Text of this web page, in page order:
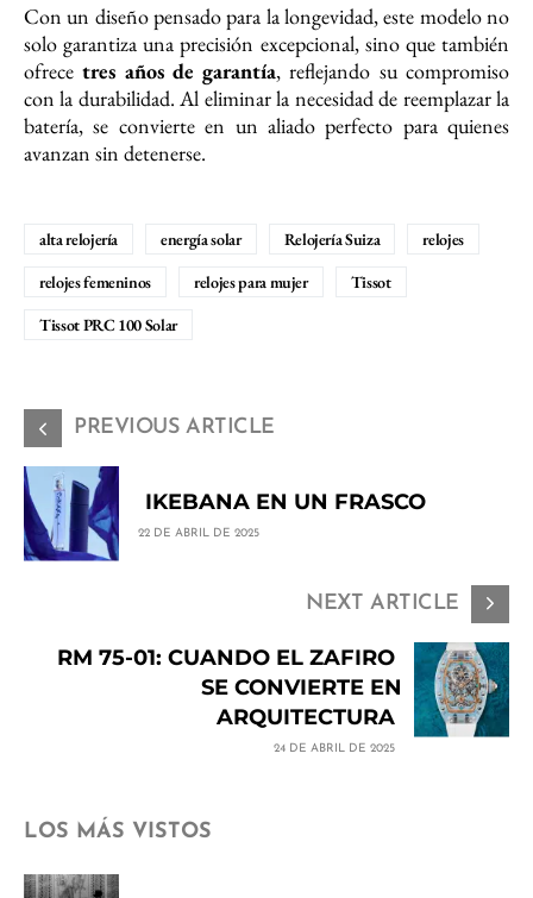
Con un diseño pensado para la longevidad, este modelo no
solo garantiza una precisión excepcional, sino que también
ofrecetres años de garantía, reflejando su compromiso
con la durabilidad. Al eliminar la necesidad de reemplazar la
batería, se convierte en un aliado perfecto para quienes
avanzan sin detenerse.
alta relojería energía solar Relojería Suiza
relojes
relojes femeninos
relojes para mujer
Tissot
Tissot PRC 100 Solar
PREVIOUS ARTICLE
IKEBANA EN UN FRASCO
22 DE ABRIL DE 2025
NEXT ARTICLE
RM 75-01: CUANDO EL ZAFIRO
SE CONVIERTE EN
ARQUITECTURA
24 DE ABRIL DE 2025
LOS MÁS VISTOS